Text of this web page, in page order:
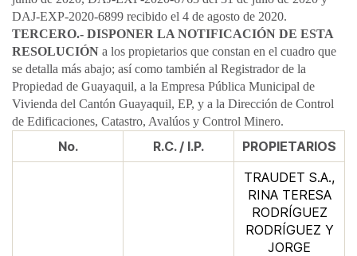
DAJ-EXP-2020-6899 recibido el 4 de agosto de 2020.​
TERCERO.- DISPONER LA NOTIFICACIÓN DE ESTA
RESOLUCIÓN a los propietarios que constan en el cuadro que
se detalla más abajo; así como también al Registrador de la
Propiedad de Guayaquil, a la Empresa Pública Municipal de
Vivienda del Cantón Guayaquil, EP, y a la Dirección de Control
de Edificaciones, Catastro, Avalúos y Control Minero.
​No. R.C. / I.P.​​ ​​PROPIETARIOS
TRAUDET S.A.,
RINA TERESA
RODRÍGUEZ
RODRÍGUEZ Y
JORGE